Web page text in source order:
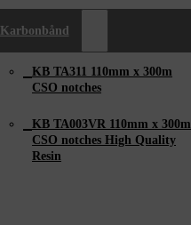
Karbonbånd
KB TA311 110mm x ­300m
CSO notches
KB TA003VR 110mm x 300m
CSO notches High Quality
Resin